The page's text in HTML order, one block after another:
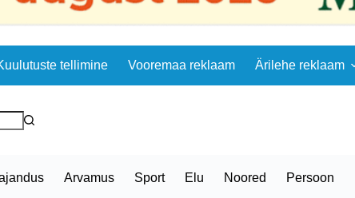
tellimine Vooremaa reklaam Ärilehe reklaam
Arvamus Sport Elu Noored Persoon